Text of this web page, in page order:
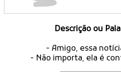
Descrição ou
- Amigo, essa
- Não importa, ela é